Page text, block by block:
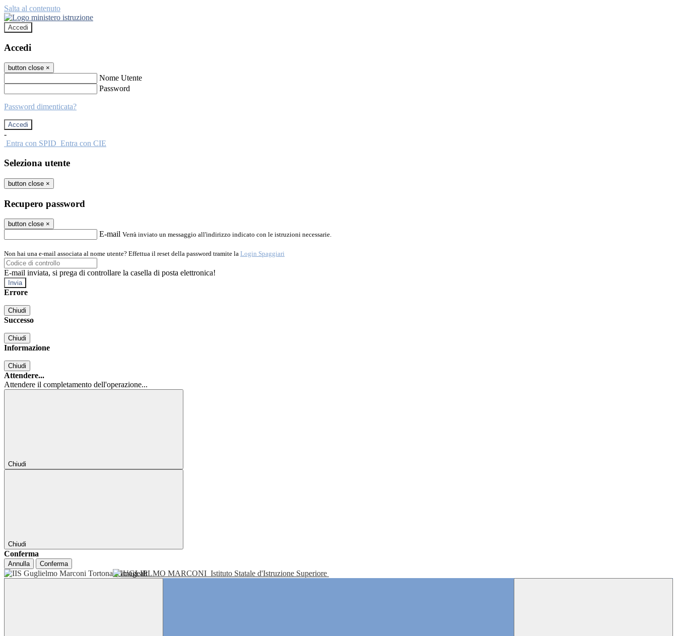
Salta al contenuto
Accedi
Accedi
button close ×
Nome Utente
Password
Password dimenticata?
-
Entra con SPID Entra con CIE
Seleziona utente
button close ×
Recupero password
button close ×
E-mail Verrà inviato un messaggio all'indirizzo indicato con le istruzioni necessarie.
Non hai una e-mail associata al nome utente? Effettua il reset della password tramite la Login Spaggiari
E-mail inviata, si prega di controllare la casella di posta elettronica!
Errore
Chiudi
Successo
Chiudi
Informazione
Chiudi
Attendere...
Attendere il completamento dell'operazione...
Chiudi
Chiudi
Conferma
Annulla Conferma
GUGLIELMO MARCONI Istituto Statale d'Istruzione Superiore